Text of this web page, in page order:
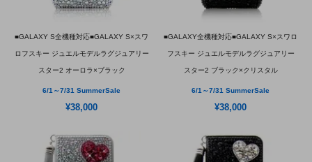
■GALAXY S全機種対応■GALAXY S×スワ
ロフスキー ジュエルモデルラグジュアリー
スター2 オーロラ×ブラック
6/1～7/31 SummerSale
¥38,000
■GALAXY全機種対応■GALAXY S×スワロ
フスキー ジュエルモデルラグジュアリー
スター2 ブラック×クリスタル
6/1～7/31 SummerSale
¥38,000